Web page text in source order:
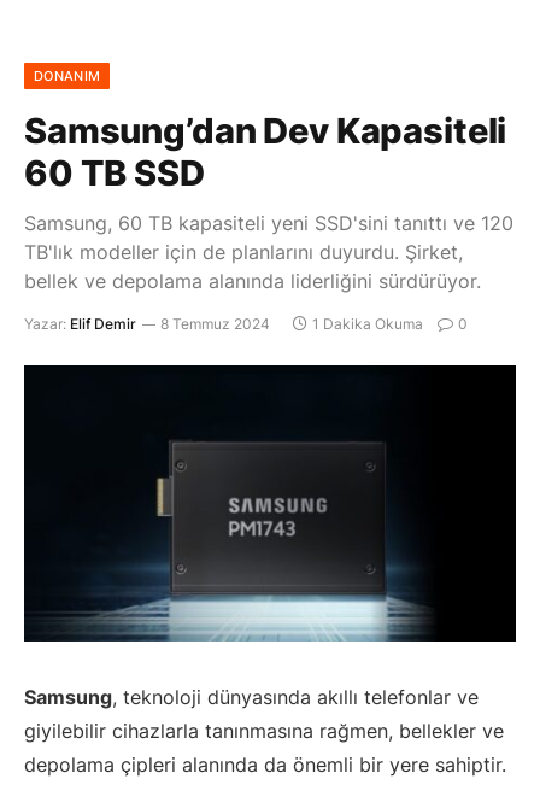
DONANIM
Samsung’dan Dev Kapasiteli
60 TB SSD
Samsung, 60 TB kapasiteli yeni SSD'sini tanıttı ve 120
TB'lık modeller için de planlarını duyurdu. Şirket,
bellek ve depolama alanında liderliğini sürdürüyor.
Yazar: Elif Demir 8 Temmuz 2024 1 Dakika Okuma 0
Samsung, teknoloji dünyasında akıllı telefonlar ve
giyilebilir cihazlarla tanınmasına rağmen, bellekler ve
depolama çipleri alanında da önemli bir yere sahiptir.